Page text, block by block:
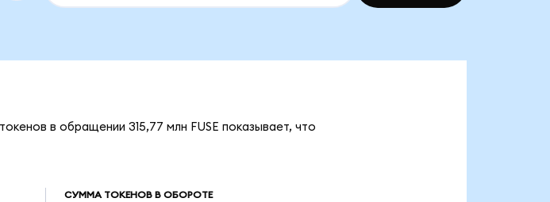
в обращении 315,77 млн FUSE показывает, что
СУММА ТОКЕНОВ В ОБОРОТЕ